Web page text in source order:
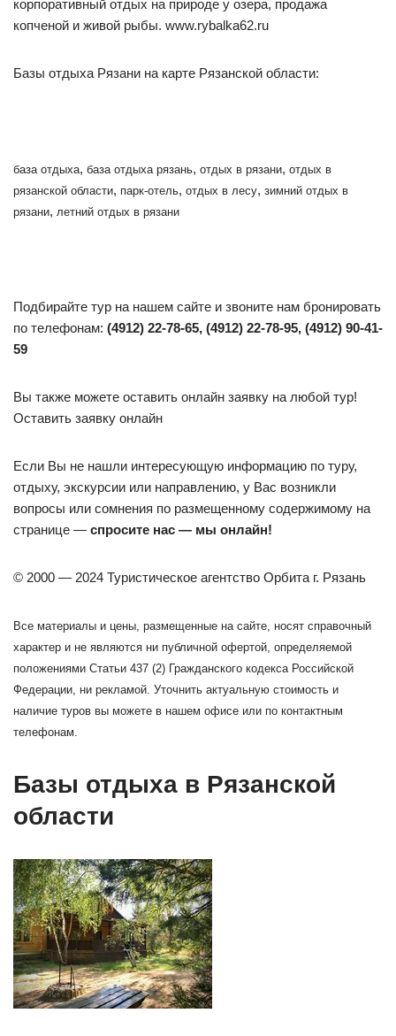
корпоративный отдых на природе у озера, продажа
копченой и живой рыбы. www.rybalka62.ru
Базы отдыха Рязани на карте Рязанской области:
база отдыха, база отдыха рязань, отдых в рязани, отдых в
рязанской области, парк-отель, отдых в лесу, зимний отдых в
рязани, летний отдых в рязани
Подбирайте тур на нашем сайте и звоните нам бронировать
по телефонам: (4912) 22-78-65, (4912) 22-78-95, (4912) 90-41-
59
Вы также можете оставить онлайн заявку на любой тур!
Оставить заявку онлайн
Если Вы не нашли интересующую информацию по туру,
отдыху, экскурсии или направлению, у Вас возникли
вопросы или сомнения по размещенному содержимому на
странице — спросите нас — мы онлайн!
© 2000 — 2024 Туристическое агентство Орбита г. Рязань
Все материалы и цены, размещенные на сайте, носят справочный
характер и не являются ни публичной офертой, определяемой
положениями Статьи 437 (2) Гражданского кодекса Российской
Федерации, ни рекламой. Уточнить актуальную стоимость и
наличие туров вы можете в нашем офисе или по контактным
телефонам.
Базы отдыха в Рязанской
области